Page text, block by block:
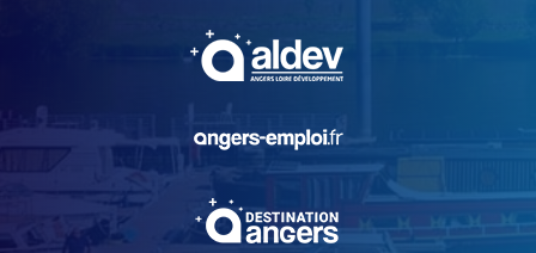
, Ouvre une nouvelle